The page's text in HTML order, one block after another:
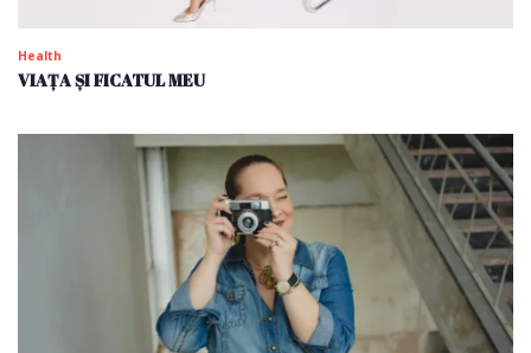
Health
VIAȚA ȘI FICATUL MEU